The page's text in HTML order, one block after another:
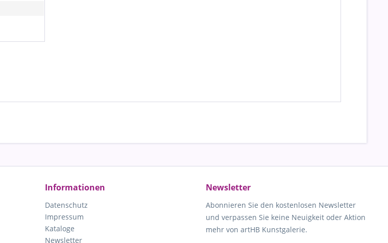
Informationen
Datenschutz
Impressum
Kataloge
Newsletter
Newsletter
Abonnieren Sie den kostenlosen Newsletter
und verpassen Sie keine Neuigkeit oder Aktion
mehr von artHB Kunstgalerie.